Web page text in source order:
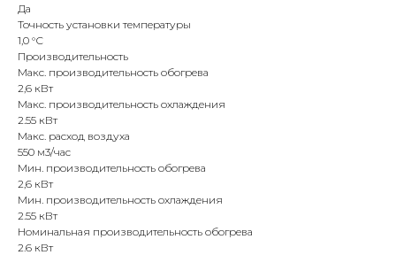
Да
Точность установки температуры
1,0 °С
Производительность
Макс. производительность обогрева
2,6 кВт
Макс. производительность охлаждения
2.55 кВт
Макс. расход воздуха
550 м3/час
Мин. производительность обогрева
2,6 кВт
Мин. производительность охлаждения
2.55 кВт
Номинальная производительность обогрева
2.6 кВт